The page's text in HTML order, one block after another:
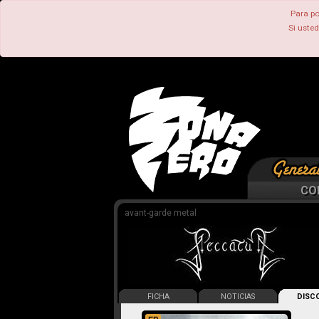
Para
Si
avant-garde metal
FICHA NOTICIAS